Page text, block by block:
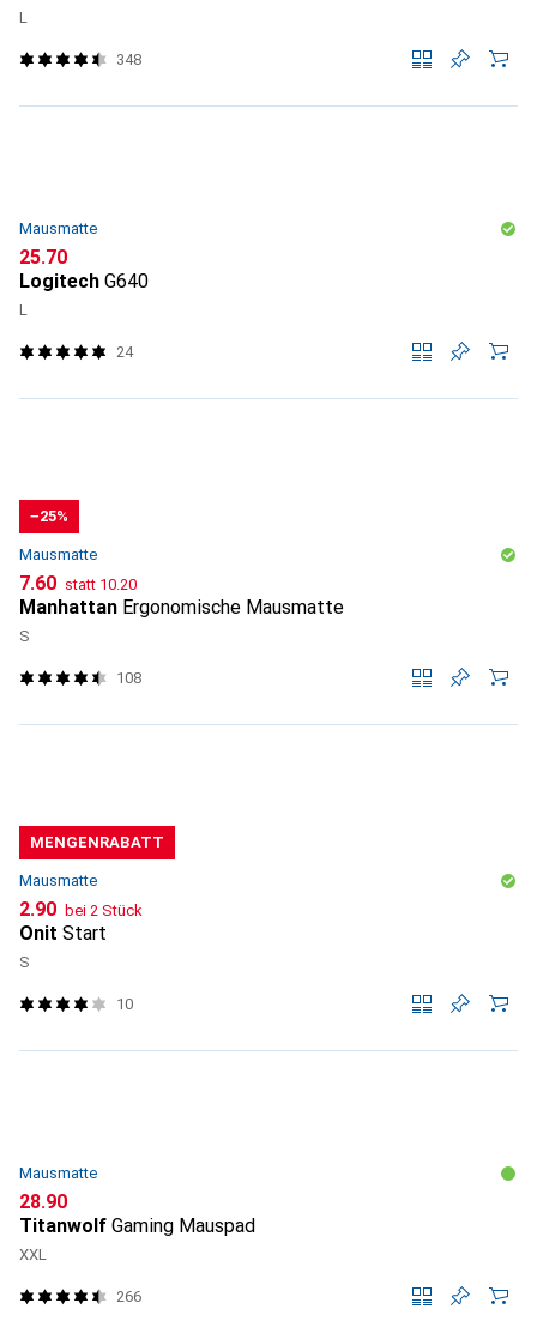
L
348
Mausmatte
CHF
25.70
Logitech G640
L
24
−25%
Mausmatte
CHF
7.60 statt CHF
10.20
Manhattan Ergonomische Mausmatte
S
108
MENGENRABATT
Mausmatte
CHF
2.90 bei 2 Stück
Onit Start
S
10
Mausmatte
CHF
28.90
Titanwolf Gaming Mauspad
XXL
266